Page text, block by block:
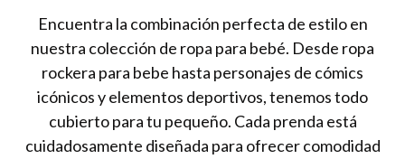
Encuentra la combinación perfecta de estilo en
nuestra colección de ropa para bebé. Desde ropa
rockera para bebe hasta personajes de cómics
icónicos y elementos deportivos, tenemos todo
cubierto para tu pequeño. Cada prenda está
cuidadosamente diseñada para ofrecer comodidad